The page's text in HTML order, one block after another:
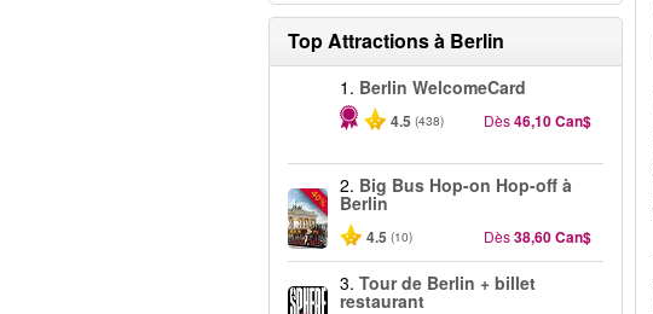
Top Attractions à Berlin
1. Berlin WelcomeCard
4.5 (438) Dès46,10 Can$
-40%
2. Big Bus Hop-on Hop-off à
Berlin
4.5 (10) Dès38,60 Can$
3. Tour de Berlin + billet
restaurant